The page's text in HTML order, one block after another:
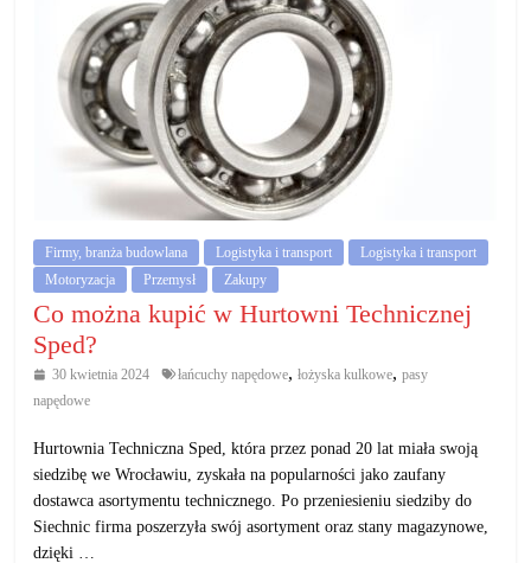
Firmy, branża budowlana Logistyka i transport
Logistyka i transport
Motoryzacja
Przemysł Zakupy
Co można kupić w Hurtowni Technicznej
Sped?
30 kwietnia 2024 łańcuchy napędowe, łożyska kulkowe, pasy
napędowe
Hurtownia Techniczna Sped, która przez ponad 20 lat miała swoją
siedzibę we Wrocławiu, zyskała na popularności jako zaufany
dostawca asortymentu technicznego. Po przeniesieniu siedziby do
Siechnic firma poszerzyła swój asortyment oraz stany magazynowe,
dzięki …